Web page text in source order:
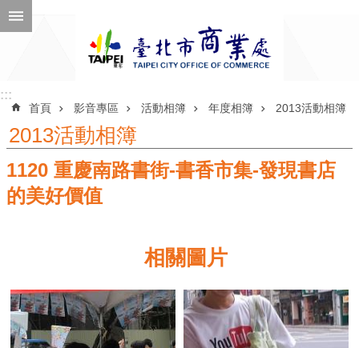
跳到主要內容區塊
公
告
訊
介
紹
::::::
首頁 影音專區 活動相簿 年度相簿 2013活動相簿
2013活動相簿
1120 重慶南路書街-書香市集-發現書店
的美好價值
相關圖片